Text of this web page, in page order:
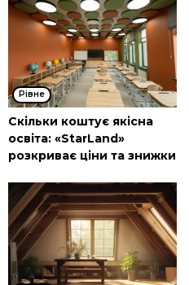
Рівне
Скільки коштує якісна
освіта: «StarLand»
розкриває ціни та знижки